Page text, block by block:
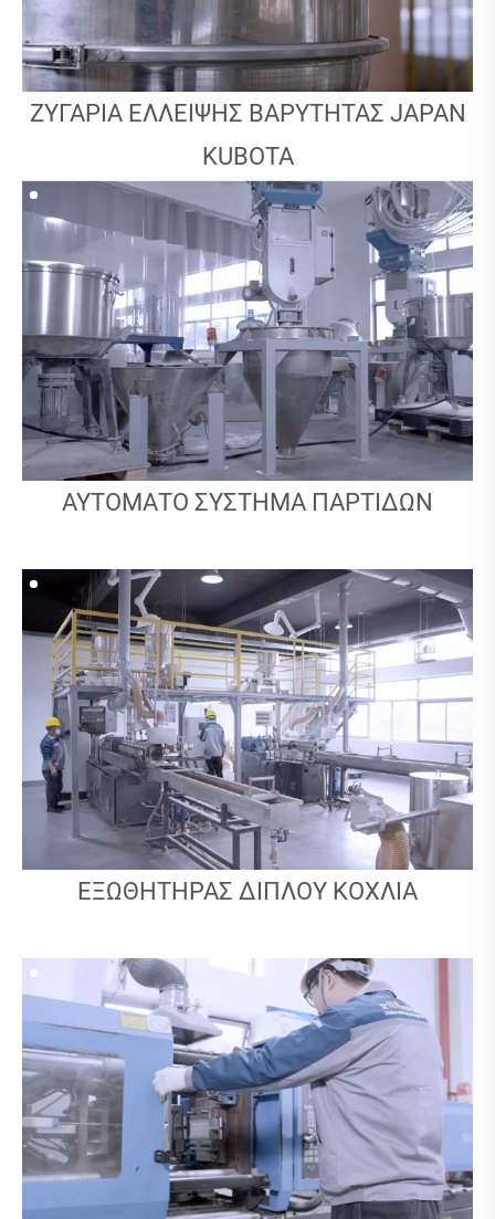
ΖΥΓΑΡΙΆ ΈΛΛΕΙΨΗΣ ΒΑΡΎΤΗΤΑΣ JAPAN
KUBOTA
ΑΥΤΌΜΑΤΟ ΣΎΣΤΗΜΑ ΠΑΡΤΊΔΩΝ
ΕΞΩΘΗΤΉΡΑΣ ΔΙΠΛΟΎ ΚΟΧΛΊΑ